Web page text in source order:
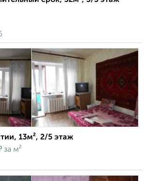
13м², 2/5 этаж
за м²